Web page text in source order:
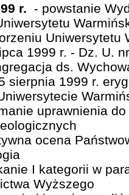
r. - powstanie
Uniwersytetu
1999 r. - Dz. U.
ds.
sierpnia 1999 r.
uprawnienia
ocena
I kategorii w
Wyższego